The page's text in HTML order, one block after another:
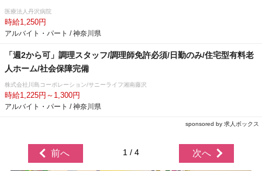
医療法人丹沢病院
時給1,250円
アルバイト・パート / 神奈川県
「週2から可」調理スタッフ/調理師免許必須/日勤のみ/住宅型有料老
人ホーム/社会保障完備
株式会社川島コーポレーション/サニーライフ湘南藤沢
時給1,225円～1,300円
アルバイト・パート / 神奈川県
sponsored by 求人ボックス
前へ 1 / 4 次へ